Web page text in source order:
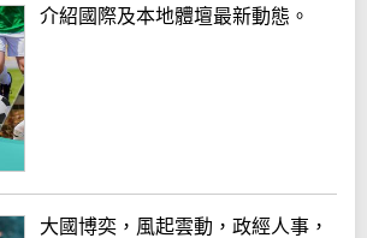
介紹國際及本地體壇最新動態。
大國博奕，風起雲動，政經人事，